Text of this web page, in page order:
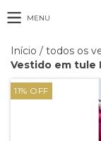
MENU
Início / todos os
Vestido em tule
11% OFF